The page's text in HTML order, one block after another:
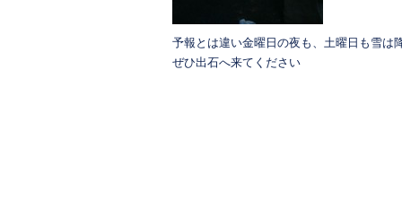
予報とは違い金曜日の夜も、土曜日も雪は
ぜひ出石へ来てください